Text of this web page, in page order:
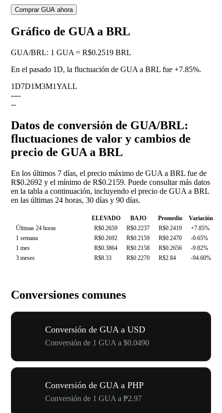
Comprar GUA ahora
Gráfico de GUA a BRL
GUA/BRL: 1 GUA = R$0.2519 BRL
En el pasado 1D, la fluctuación de GUA a BRL fue +7.85%.
1D7D1M3M1YALL
----
--
Datos de conversión de GUA/BRL:
fluctuaciones de valor y cambios de
precio de GUA a BRL
En los últimos 7 días, el precio máximo de GUA a BRL fue de
R$0.2692 y el mínimo de R$0.2159. Puede consultar más datos
en la tabla a continuación, incluyendo el precio de GUA a BRL
en las últimas 24 horas, 30 días y 90 días.
ELEVADO BAJO Promedio
Variación
Últimas 24 horas
R$0.2659 R$0.2237 R$0.2419
+7.85%
1 semana
R$0.2692 R$0.2159 R$0.2470
-0.65%
1 mes
R$0.3864 R$0.2158 R$0.2656
-9.82%
3 meses
R$8.33 R$0.2270 R$2.84 -94.60%
Conversiones comunes
Conversión de GUA a USD
Conversión de 1 GUA a $0.0490
Conversión de GUA a PHP
Conversión de 1 GUA a ₱2.97